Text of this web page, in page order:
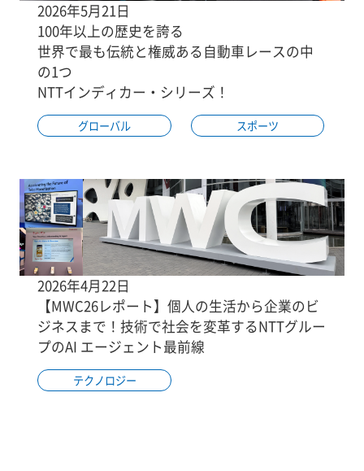
2026年5月21日
100年以上の歴史を誇る
世界で最も伝統と権威ある自動車レースの中
の1つ
NTTインディカー・シリーズ！
グローバル スポーツ
2026年4月22日
【MWC26レポート】個人の生活から企業のビ
ジネスまで！技術で社会を変革するNTTグルー
プのAI エージェント最前線
テクノロジー